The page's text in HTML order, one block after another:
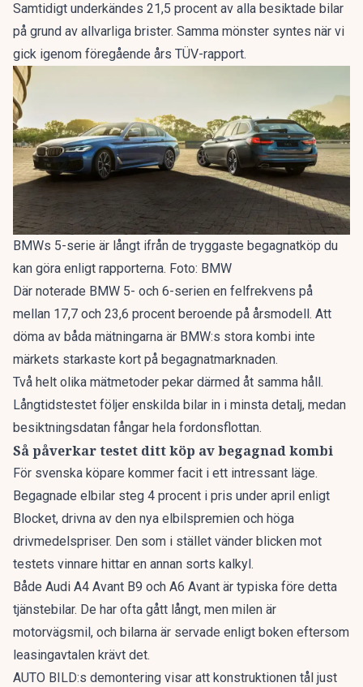
Samtidigt underkändes 21,5 procent av alla besiktade bilar
på grund av allvarliga brister. Samma mönster syntes när vi
gick igenom föregående års TÜV-rapport.
BMWs 5-serie är långt ifrån de tryggaste begagnatköp du
kan göra enligt rapporterna. Foto: BMW
Där noterade BMW 5- och 6-serien en felfrekvens på
mellan 17,7 och 23,6 procent beroende på årsmodell. Att
döma av båda mätningarna är BMW:s stora kombi inte
märkets starkaste kort på begagnatmarknaden.
Två helt olika mätmetoder pekar därmed åt samma håll.
Långtidstestet följer enskilda bilar in i minsta detalj, medan
besiktningsdatan fångar hela fordonsflottan.
Så påverkar testet ditt köp av begagnad kombi
För svenska köpare kommer facit i ett intressant läge.
Begagnade elbilar steg 4 procent i pris under april enligt
Blocket, drivna av den nya elbilspremien och höga
drivmedelspriser. Den som i stället vänder blicken mot
testets vinnare hittar en annan sorts kalkyl.
Både Audi A4 Avant B9 och A6 Avant är typiska före detta
tjänstebilar. De har ofta gått långt, men milen är
motorvägsmil, och bilarna är servade enligt boken eftersom
leasingavtalen krävt det.
AUTO BILD:s demontering visar att konstruktionen tål just